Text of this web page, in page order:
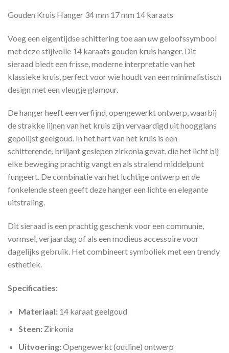
Gouden Kruis Hanger 34 mm 17 mm 14 karaats
Voeg een eigentijdse schittering toe aan uw geloofssymbool
met deze stijlvolle 14 karaats gouden kruis hanger. Dit
sieraad biedt een frisse, moderne interpretatie van het
klassieke kruis, perfect voor wie houdt van een minimalistisch
design met een vleugje glamour.
De hanger heeft een verfijnd, opengewerkt ontwerp, waarbij
de strakke lijnen van het kruis zijn vervaardigd uit hoogglans
gepolijst geelgoud. In het hart van het kruis is een
schitterende, briljant geslepen zirkonia gevat, die het licht bij
elke beweging prachtig vangt en als stralend middelpunt
fungeert. De combinatie van het luchtige ontwerp en de
fonkelende steen geeft deze hanger een lichte en elegante
uitstraling.
Dit sieraad is een prachtig geschenk voor een communie,
vormsel, verjaardag of als een modieus accessoire voor
dagelijks gebruik. Het combineert symboliek met een trendy
esthetiek.
Specificaties:
Materiaal:14 karaat geelgoud
Steen:Zirkonia
Uitvoering:Opengewerkt (outline) ontwerp